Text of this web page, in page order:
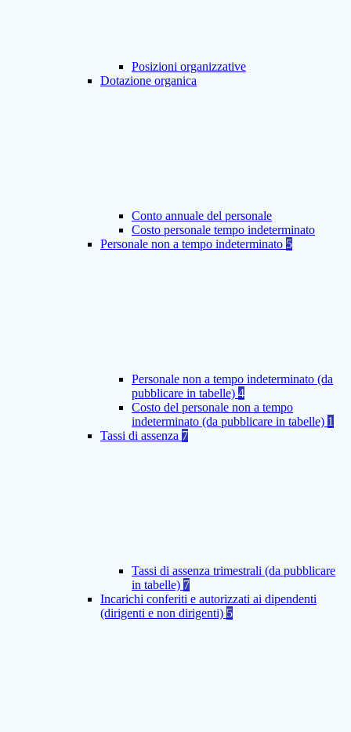
Posizioni organizzative
Dotazione organica
Conto annuale del personale
Costo personale tempo indeterminato
Personale non a tempo indeterminato 5
Personale non a tempo indeterminato (da
pubblicare in tabelle) 4
Costo del personale non a tempo
indeterminato (da pubblicare in tabelle) 1
Tassi di assenza 7
Tassi di assenza trimestrali (da pubblicare
in tabelle) 7
Incarichi conferiti e autorizzati ai dipendenti
(dirigenti e non dirigenti) 5